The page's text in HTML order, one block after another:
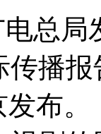
总局
传播
布